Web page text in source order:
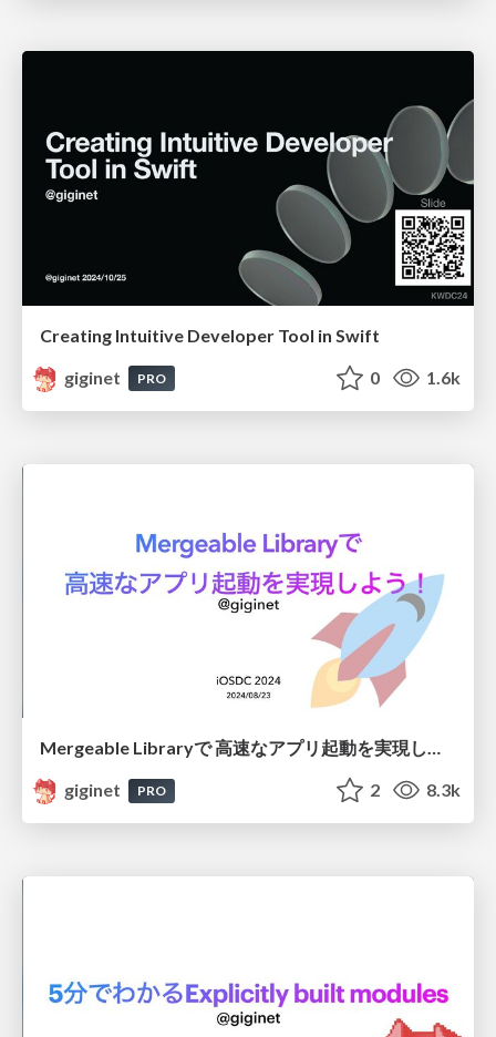
Creating Intuitive Developer Tool in Swift
giginet
PRO 0 1.6k
Mergeable Libraryで 高速なアプリ起動を実現しよう！
giginet
PRO 2 8.3k